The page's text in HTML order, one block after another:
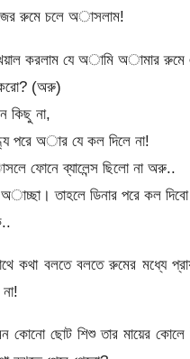
রুমে চলে অাসলাম!
করলাম যে অামি অামার রুমে
(অরু)
কিছু না,
পরে অার যে কল দিলে না!
ফোনে ব্যালেন্স ছিলো না অরু..
তাহলে ডিনার পরে কল
কথা বলতে বলতে রুমের মধ্যে
কোনো ছোট শিশু তার মায়ের কোলে